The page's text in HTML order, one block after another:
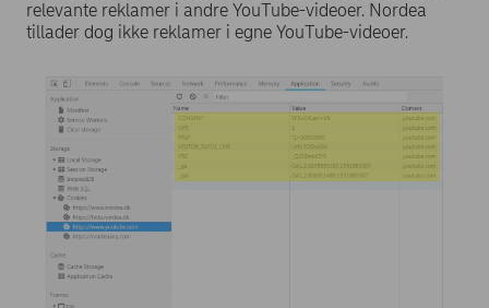
relevante reklamer i andre YouTube-videoer. Nordea
tillader dog ikke reklamer i egne YouTube-videoer.